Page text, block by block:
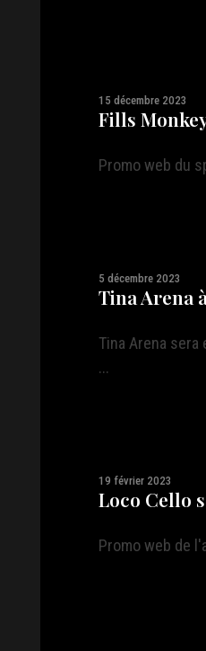
15 décembre 2023
Fills
Promo web du
5 décembre 2023
Tina Arena
Tina Arena
...
19 février 2023
Loco Cello
Promo web de